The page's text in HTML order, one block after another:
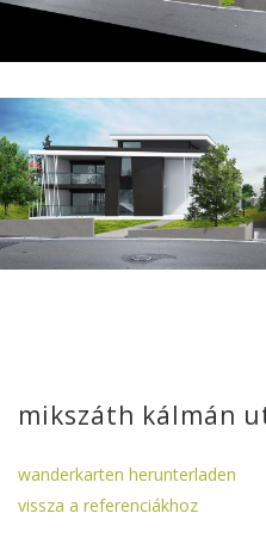
mikszáth kálmán
wanderkarten herunterladen
vissza a referenciákhoz